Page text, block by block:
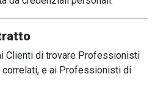
Clienti di trovare Professionisti
e ai Professionisti di